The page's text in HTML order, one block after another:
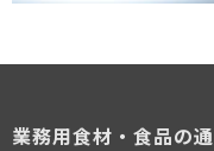
業務用食材・食品の